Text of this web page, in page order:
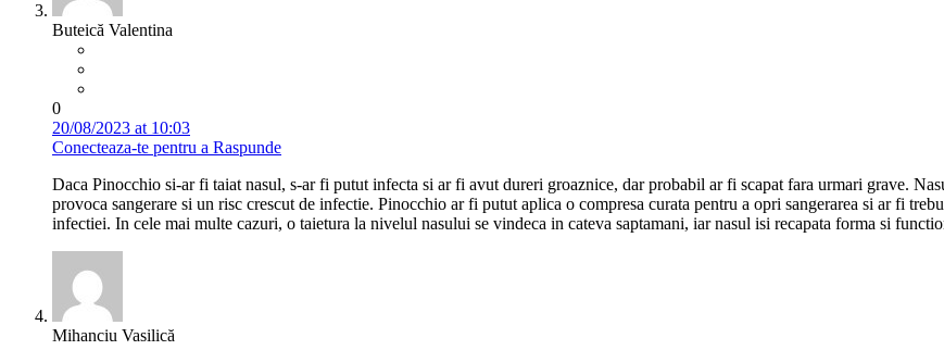
Buteică Valentina
0
20/08/2023 at 10:03
Conecteaza-te pentru a Raspunde
Daca Pinocchio si-ar fi taiat nasul, s-ar fi putut infecta si ar fi avut dureri groaznice, dar probabil ar fi scapat fara urmari grave.
provoca sangerare si un risc crescut de infectie. Pinocchio ar fi putut aplica o compresa curata pentru a opri sangerarea si ar fi
infectiei. In cele mai multe cazuri, o taietura la nivelul nasului se vindeca in cateva saptamani, iar nasul isi recapata forma si
Mihanciu Vasilică